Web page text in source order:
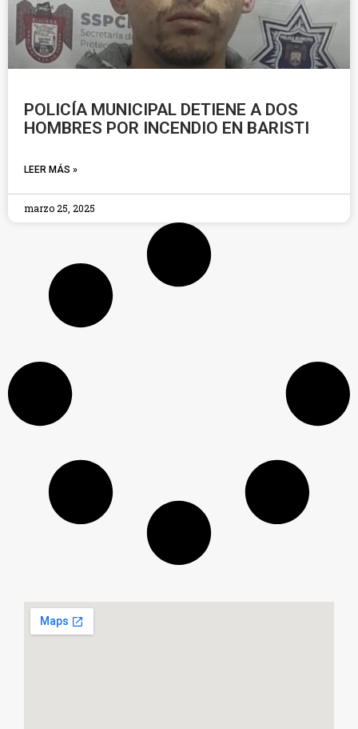
POLICÍA MUNICIPAL DETIENE A DOS
HOMBRES POR INCENDIO EN BARISTI
LEER MÁS »
marzo 25, 2025